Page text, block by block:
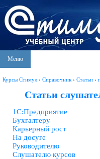
Меню
Курсы Стимул › Справочник › Статьи ›
Статьи
1С:Предприятие
Бухгалтеру
Карьерный рост
На досуге
Руководителю
Слушателю курсов